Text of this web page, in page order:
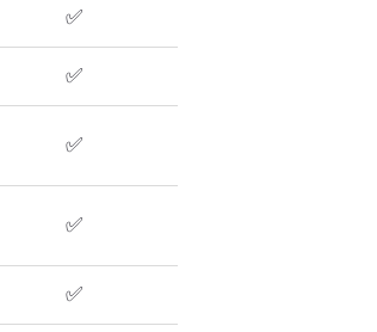
✅
✅
✅
✅
✅